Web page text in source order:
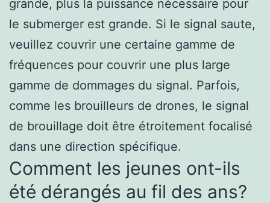
grande, plus la puissance nécessaire pour
le submerger est grande. Si le signal saute,
veuillez couvrir une certaine gamme de
fréquences pour couvrir une plus large
gamme de dommages du signal. Parfois,
comme les brouilleurs de drones, le signal
de brouillage doit être étroitement focalisé
dans une direction spécifique.
Comment les jeunes ont-ils
été dérangés au fil des ans?